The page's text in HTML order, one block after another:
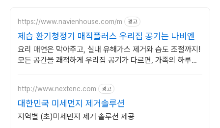
https://www.navienhouse.com/m 광고
제습 환기청정기 매직플러스 우리집 공기는 나비엔
요리 매연은 막아주고, 실내 유해가스 제거와 습도 조절까지!
모든 공간을 쾌적하게 우리집 공기가 다르면, 가족의 하루도
http://www.nextenc.com 광고
대한민국 미세먼지 제거솔루션
지역별 (초)미세먼지 제거 솔루션 제공